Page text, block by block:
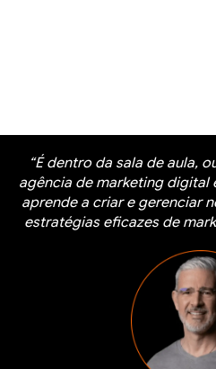
“É dentro da sala de aula,
agência de marketing digital
aprende a criar e gerenciar
estratégias eficazes de